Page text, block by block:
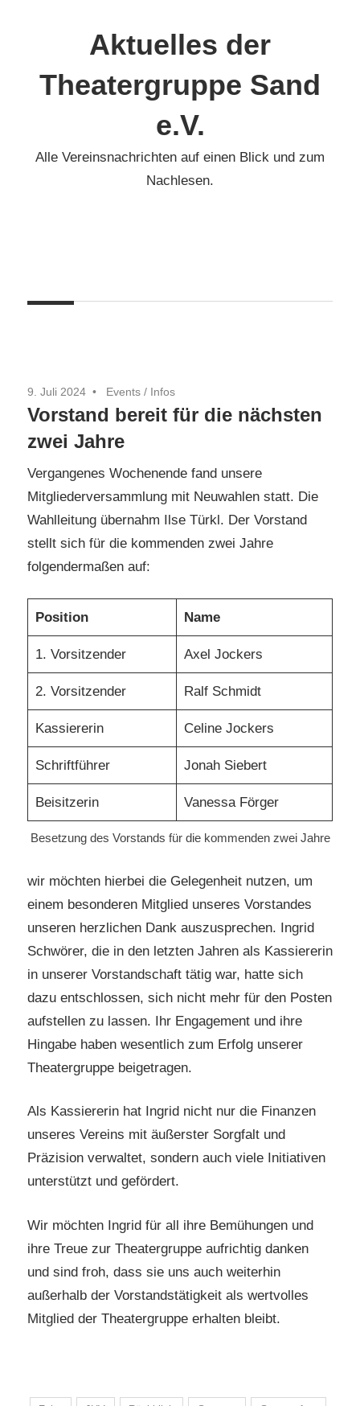
Aktuelles der
Theatergruppe Sand
e.V.
Alle Vereinsnachrichten auf einen Blick und zum
Nachlesen.
9. Juli 2024 Events / Infos
Vorstand bereit für die nächsten
zwei Jahre
Vergangenes Wochenende fand unsere
Mitgliederversammlung mit Neuwahlen statt. Die
Wahlleitung übernahm Ilse Türkl. Der Vorstand
stellt sich für die kommenden zwei Jahre
folgendermaßen auf:
Position Name
1. Vorsitzender Axel Jockers
2. Vorsitzender Ralf Schmidt
Kassiererin Celine Jockers
Schriftführer Jonah Siebert
Beisitzerin Vanessa Förger
Besetzung des Vorstands für die kommenden zwei Jahre
wir möchten hierbei die Gelegenheit nutzen, um
einem besonderen Mitglied unseres Vorstandes
unseren herzlichen Dank auszusprechen. Ingrid
Schwörer, die in den letzten Jahren als Kassiererin
in unserer Vorstandschaft tätig war, hatte sich
dazu entschlossen, sich nicht mehr für den Posten
aufstellen zu lassen. Ihr Engagement und ihre
Hingabe haben wesentlich zum Erfolg unserer
Theatergruppe beigetragen.
Als Kassiererin hat Ingrid nicht nur die Finanzen
unseres Vereins mit äußerster Sorgfalt und
Präzision verwaltet, sondern auch viele Initiativen
unterstützt und gefördert.
Wir möchten Ingrid für all ihre Bemühungen und
ihre Treue zur Theatergruppe aufrichtig danken
und sind froh, dass sie uns auch weiterhin
außerhalb der Vorstandstätigkeit als wertvolles
Mitglied der Theatergruppe erhalten bleibt.